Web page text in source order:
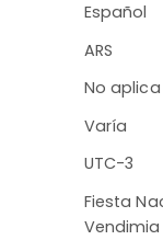
Español
ARS
No aplica
Varía
UTC-3
Fiesta
Vendimia